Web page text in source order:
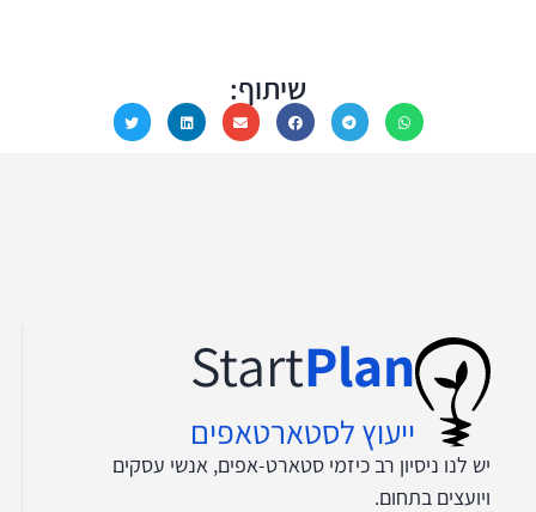
שיתוף:
StartPlan
ייעוץ לסטארטאפים
יש לנו ניסיון רב כיזמי סטארט-אפים, אנשי עסקים
ויועצים בתחום.